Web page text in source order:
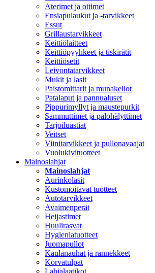
Aterimet ja ottimet
Ensiapulaukut ja -tarvikkeet
Essut
Grillaustarvikkeet
Keittiölaitteet
Keittiöpyyhkeet ja tiskirätit
Keittiösetit
Leivontatarvikkeet
Mukit ja lasit
Paistomittarit ja munakellot
Patalaput ja pannualuset
Pippurimyllyt ja maustepurkit
Sammuttimet ja palohälyttimet
Tarjoiluastiat
Veitset
Viinitarvikkeet ja pullonavaajat
Vuolukivituotteet
Mainoslahjat
Mainoslahjat
Aurinkolasit
Kustomoitavat tuotteet
Autotarvikkeet
Avaimenperät
Heijastimet
Huulirasvat
Hygieniatuotteet
Juomapullot
Kaulanauhat ja rannekkeet
Korvatulpat
Lahjalaatikot